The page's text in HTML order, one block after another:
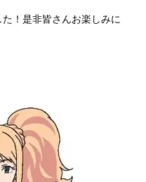
！是非皆さんお楽しみに